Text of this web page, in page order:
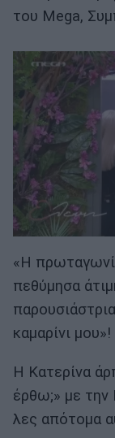
του Mega,
«Η
πεθύμησα
καμαρίνι μου»!
Η Κατερίνα
έρθω;» με την
λες απότομα